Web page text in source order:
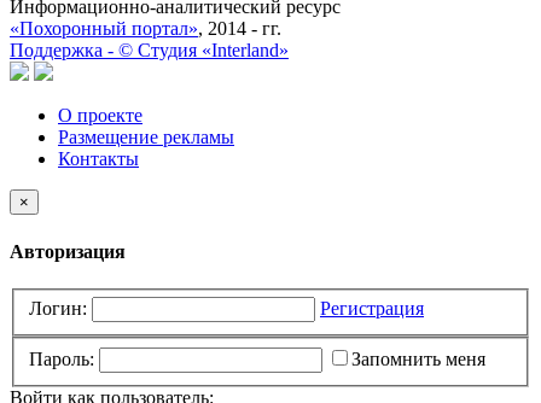
Информационно-аналитический ресурс
«Похоронный портал», 2014 - гг.
Поддержка - © Cтудия «Interland»
О проекте
Размещение рекламы
Контакты
×
Авторизация
Логин: Регистрация
Пароль:
Запомнить меня
Войти как пользователь: